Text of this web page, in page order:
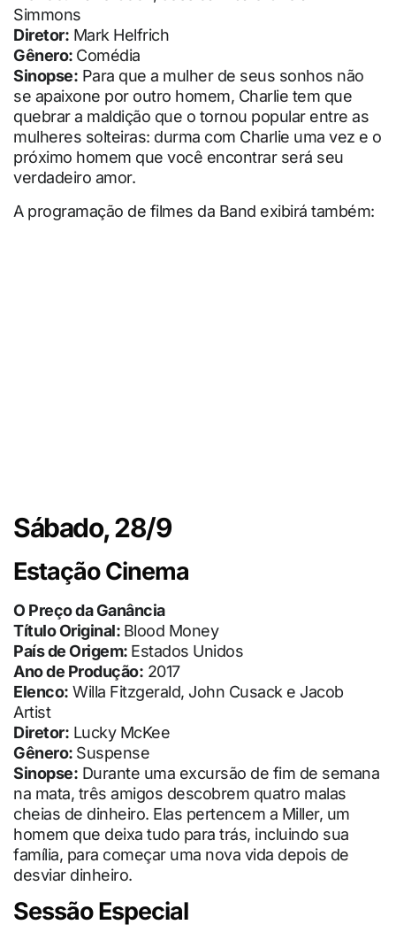
Simmons
Diretor: Mark Helfrich
Gênero: Comédia
Sinopse: Para que a mulher de seus sonhos não
se apaixone por outro homem, Charlie tem que
quebrar a maldição que o tornou popular entre as
mulheres solteiras: durma com Charlie uma vez e o
próximo homem que você encontrar será seu
verdadeiro amor.
A programação de filmes da Band exibirá também:
Sábado, 28/9
Estação Cinema
O Preço da Ganância
Título Original: Blood Money
País de Origem: Estados Unidos
Ano de Produção: 2017
Elenco: Willa Fitzgerald, John Cusack e Jacob
Artist
Diretor: Lucky McKee
Gênero: Suspense
Sinopse: Durante uma excursão de fim de semana
na mata, três amigos descobrem quatro malas
cheias de dinheiro. Elas pertencem a Miller, um
homem que deixa tudo para trás, incluindo sua
família, para começar uma nova vida depois de
desviar dinheiro.
Sessão Especial